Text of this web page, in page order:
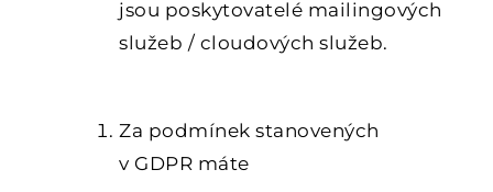
jsou poskytovatelé mailingových
služeb / cloudových služeb.
Za podmínek stanovených
v GDPR máte